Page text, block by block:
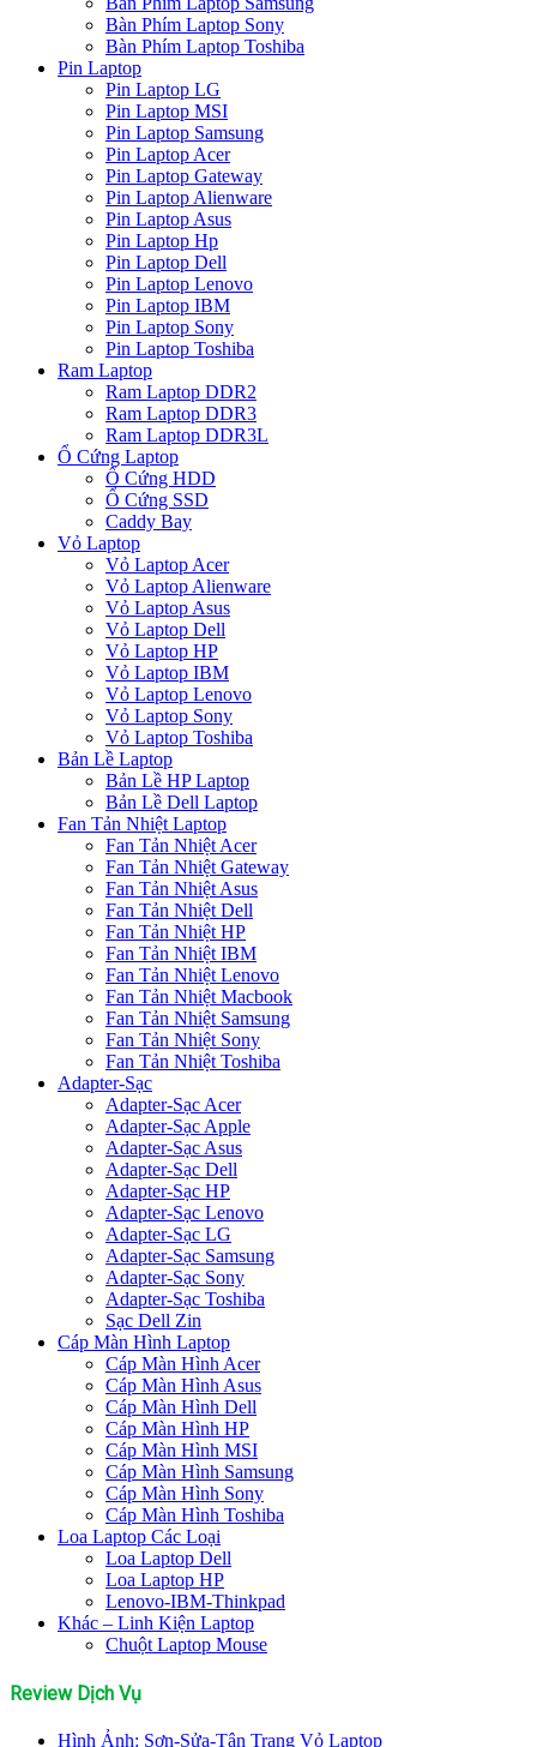
Bàn Phím Laptop Sony
Bàn Phím Laptop Toshiba
Pin Laptop
Pin Laptop LG
Pin Laptop MSI
Pin Laptop Samsung
Pin Laptop Acer
Pin Laptop Gateway
Pin Laptop Alienware
Pin Laptop Asus
Pin Laptop Hp
Pin Laptop Dell
Pin Laptop Lenovo
Pin Laptop IBM
Pin Laptop Sony
Pin Laptop Toshiba
Ram Laptop
Ram Laptop DDR2
Ram Laptop DDR3
Ram Laptop DDR3L
Ổ Cứng Laptop
Ổ Cứng HDD
Ổ Cứng SSD
Caddy Bay
Vỏ Laptop
Vỏ Laptop Acer
Vỏ Laptop Alienware
Vỏ Laptop Asus
Vỏ Laptop Dell
Vỏ Laptop HP
Vỏ Laptop IBM
Vỏ Laptop Lenovo
Vỏ Laptop Sony
Vỏ Laptop Toshiba
Bản Lề Laptop
Bản Lề HP Laptop
Bản Lề Dell Laptop
Fan Tản Nhiệt Laptop
Fan Tản Nhiệt Acer
Fan Tản Nhiệt Gateway
Fan Tản Nhiệt Asus
Fan Tản Nhiệt Dell
Fan Tản Nhiệt HP
Fan Tản Nhiệt IBM
Fan Tản Nhiệt Lenovo
Fan Tản Nhiệt Macbook
Fan Tản Nhiệt Samsung
Fan Tản Nhiệt Sony
Fan Tản Nhiệt Toshiba
Adapter-Sạc
Adapter-Sạc Acer
Adapter-Sạc Apple
Adapter-Sạc Asus
Adapter-Sạc Dell
Adapter-Sạc HP
Adapter-Sạc Lenovo
Adapter-Sạc LG
Adapter-Sạc Samsung
Adapter-Sạc Sony
Adapter-Sạc Toshiba
Sạc Dell Zin
Cáp Màn Hình Laptop
Cáp Màn Hình Acer
Cáp Màn Hình Asus
Cáp Màn Hình Dell
Cáp Màn Hình HP
Cáp Màn Hình MSI
Cáp Màn Hình Samsung
Cáp Màn Hình Sony
Cáp Màn Hình Toshiba
Loa Laptop Các Loại
Loa Laptop Dell
Loa Laptop HP
Lenovo-IBM-Thinkpad
Khác – Linh Kiện Laptop
Chuột Laptop Mouse
Review Dịch Vụ
Hình Ảnh: Sơn-Sửa-Tân Trang Vỏ Laptop